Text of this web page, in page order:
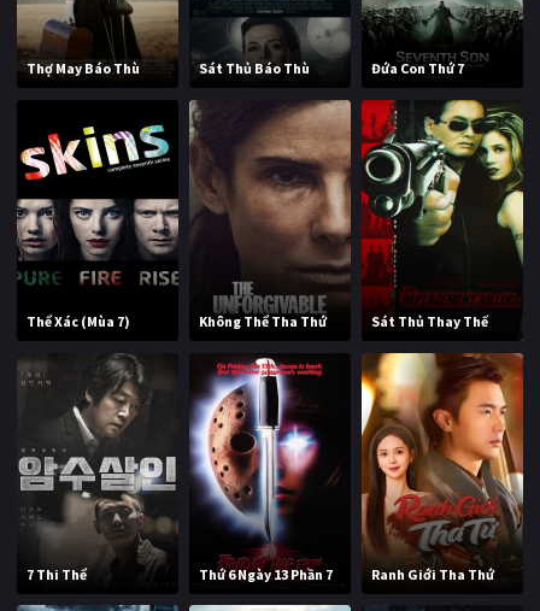
Thợ May Báo Thù Sát Thủ Báo Thù Đứa Con Thứ 7
Thể Xác (Mùa 7) Không Thể Tha Thứ Sát Thủ Thay Thế
7 Thi Thể Thứ 6 Ngày 13 Phần 7 Ranh Giới Tha Thứ